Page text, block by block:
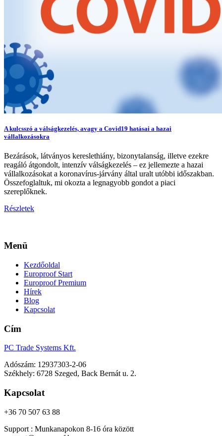
A kulcsszó a válságkezelés, avagy a Covid19 hatásai a hazai
vállalkozásokra
Bezárások, látványos kereslethiány, bizonytalanság, illetve ezekre
reagáló átgondolt, intenzív válságkezelés – ez jellemezte a hazai
vállalkozásokat a koronavírus-járvány által uralt utóbbi időszakban.
Összefoglaltuk, mi okozta a legnagyobb gondot a piaci
szereplőknek.
Részletek
Menü
Kezdőoldal
Europroof Start
Europroof Premium
Hírek
Blog
Kapcsolat
Cím
PC Trade Systems Kft.
Adószám: 12937303-2-06
Székhely: 6728 Szeged, Back Bernát u. 2.
Kapcsolat
+36 70 507 63 88
Support : Munkanapokon 8-16 óra között